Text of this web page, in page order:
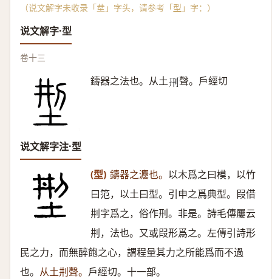
（说文解字未收录「坓」字头，请参考「型 」字：）
说文解字·型
卷十三
鑄器之法也。从土𠛬聲。戶經切
说文解字注·型
(型) 鑄器之灋也。 以木爲之曰模，以竹
曰笵，以土曰型。引申之爲典型。叚借
㓝字爲之，俗作刑。非是。詩毛傳屢云
㓝，法也。又或叚形爲之。左傳引詩形
民之力，而無醉飽之心，謂程量其力之所能爲而不過
也。 从土㓝聲。 戶經切。十一部。